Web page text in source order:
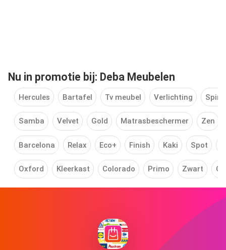
Nu in promotie bij: Deba Meubelen
Hercules Bartafel Tv meubel Verlichting
Samba Velvet Gold Matrasbeschermer Zen
Barcelona Relax Eco+ Finish Kaki Spot
Oxford Kleerkast Colorado Primo Zwart